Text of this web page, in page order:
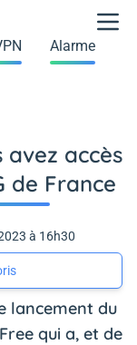
Alarme
accès
de France
à 16h30
lancement du
qui a, et de